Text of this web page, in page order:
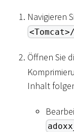
Navigieren
Öffnen Sie
Inhalt